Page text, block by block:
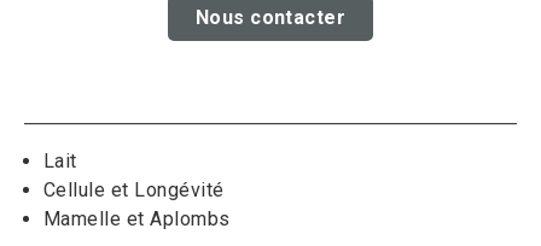
Nous contacter
Lait
Cellule et Longévité
Mamelle et Aplombs